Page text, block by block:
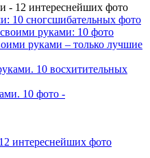
- 12 интереснейших фото
10 сногсшибательных фото
руками: 10 фото
руками – только лучшие
10 восхитительных
10 фото -